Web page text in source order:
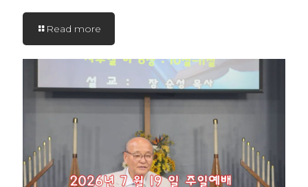
Read more